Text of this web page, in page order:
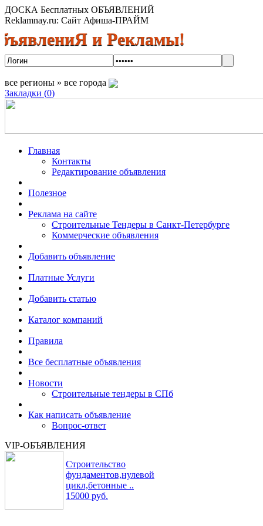
ДОСКА Бесплатных ОБЪЯВЛЕНИЙ
Reklamnay.ru: Сайт Афиша-ПРАЙМ
и Рекламы! Спешите
все регионы » все города
Закладки (0)
Главная
Контакты
Редактирование объявления
Полезное
Реклама на сайте
Строительные Тендеры в Санкт-Петербурге
Коммерческие объявления
Добавить объявление
Платные Услуги
Добавить статью
Каталог компаний
Правила
Все бесплатные объявления
Новости
Строительные тендеры в СПб
Как написать объявление
Вопрос-ответ
VIP-ОБЪЯВЛЕНИЯ
Строительство
фундаментов,нулевой
цикл,бетонные ..
15000 руб.